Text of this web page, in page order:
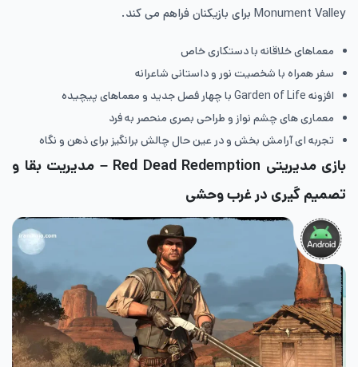
Monument Valley برای بازیکنان فراهم می کند.
معماهای خلاقانه با دستکاری خاص
سفر همراه با شخصیت نور و داستانی شاعرانه
افزونه Garden of Life با چهار فصل جدید و معماهای پیچیده
معماری های چشم نواز و طراحی بصری منحصر به فرد
تجربه ای آرامش بخش و در عین حال چالش برانگیز برای ذهن و نگاه
بازی مدیریتی Red Dead Redemption – مدیریت بقا و
تصمیم گیری در غرب وحشی